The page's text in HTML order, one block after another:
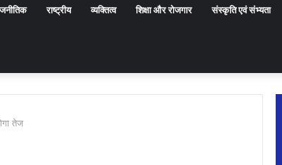
राष्ट्रीय व्यक्तित्व शिक्षा और रोजगार संस्कृति एवं संभ्यता
तेज